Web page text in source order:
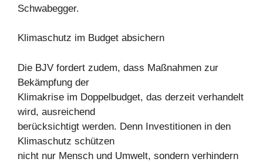
Schwabegger.
Klimaschutz im Budget absichern
Die BJV fordert zudem, dass Maßnahmen zur
Bekämpfung der
Klimakrise im Doppelbudget, das derzeit verhandelt
wird, ausreichend
berücksichtigt werden. Denn Investitionen in den
Klimaschutz schützen
nicht nur Mensch und Umwelt, sondern verhindern